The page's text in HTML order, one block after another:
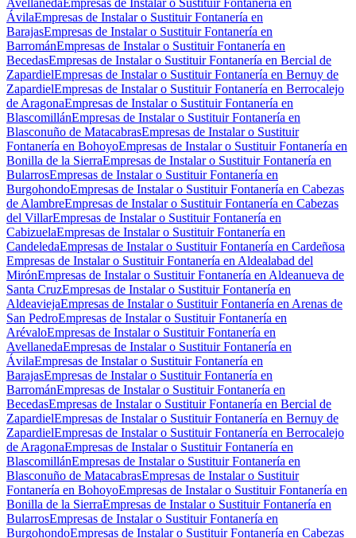
AvellanedaEmpresas de Instalar o Sustituir Fontanería en
ÁvilaEmpresas de Instalar o Sustituir Fontanería en
BarajasEmpresas de Instalar o Sustituir Fontanería en
BarrománEmpresas de Instalar o Sustituir Fontanería en
BecedasEmpresas de Instalar o Sustituir Fontanería en Bercial de
ZapardielEmpresas de Instalar o Sustituir Fontanería en Bernuy de
ZapardielEmpresas de Instalar o Sustituir Fontanería en Berrocalejo
de AragonaEmpresas de Instalar o Sustituir Fontanería en
BlascomillánEmpresas de Instalar o Sustituir Fontanería en
Blasconuño de MatacabrasEmpresas de Instalar o Sustituir
Fontanería en BohoyoEmpresas de Instalar o Sustituir Fontanería en
Bonilla de la SierraEmpresas de Instalar o Sustituir Fontanería en
BularrosEmpresas de Instalar o Sustituir Fontanería en
BurgohondoEmpresas de Instalar o Sustituir Fontanería en Cabezas
de AlambreEmpresas de Instalar o Sustituir Fontanería en Cabezas
del VillarEmpresas de Instalar o Sustituir Fontanería en
CabizuelaEmpresas de Instalar o Sustituir Fontanería en
CandeledaEmpresas de Instalar o Sustituir Fontanería en Cardeñosa
Empresas de Instalar o Sustituir Fontanería en Aldealabad del
MirónEmpresas de Instalar o Sustituir Fontanería en Aldeanueva de
Santa CruzEmpresas de Instalar o Sustituir Fontanería en
AldeaviejaEmpresas de Instalar o Sustituir Fontanería en Arenas de
San PedroEmpresas de Instalar o Sustituir Fontanería en
ArévaloEmpresas de Instalar o Sustituir Fontanería en
AvellanedaEmpresas de Instalar o Sustituir Fontanería en
ÁvilaEmpresas de Instalar o Sustituir Fontanería en
BarajasEmpresas de Instalar o Sustituir Fontanería en
BarrománEmpresas de Instalar o Sustituir Fontanería en
BecedasEmpresas de Instalar o Sustituir Fontanería en Bercial de
ZapardielEmpresas de Instalar o Sustituir Fontanería en Bernuy de
ZapardielEmpresas de Instalar o Sustituir Fontanería en Berrocalejo
de AragonaEmpresas de Instalar o Sustituir Fontanería en
BlascomillánEmpresas de Instalar o Sustituir Fontanería en
Blasconuño de MatacabrasEmpresas de Instalar o Sustituir
Fontanería en BohoyoEmpresas de Instalar o Sustituir Fontanería en
Bonilla de la SierraEmpresas de Instalar o Sustituir Fontanería en
BularrosEmpresas de Instalar o Sustituir Fontanería en
BurgohondoEmpresas de Instalar o Sustituir Fontanería en Cabezas